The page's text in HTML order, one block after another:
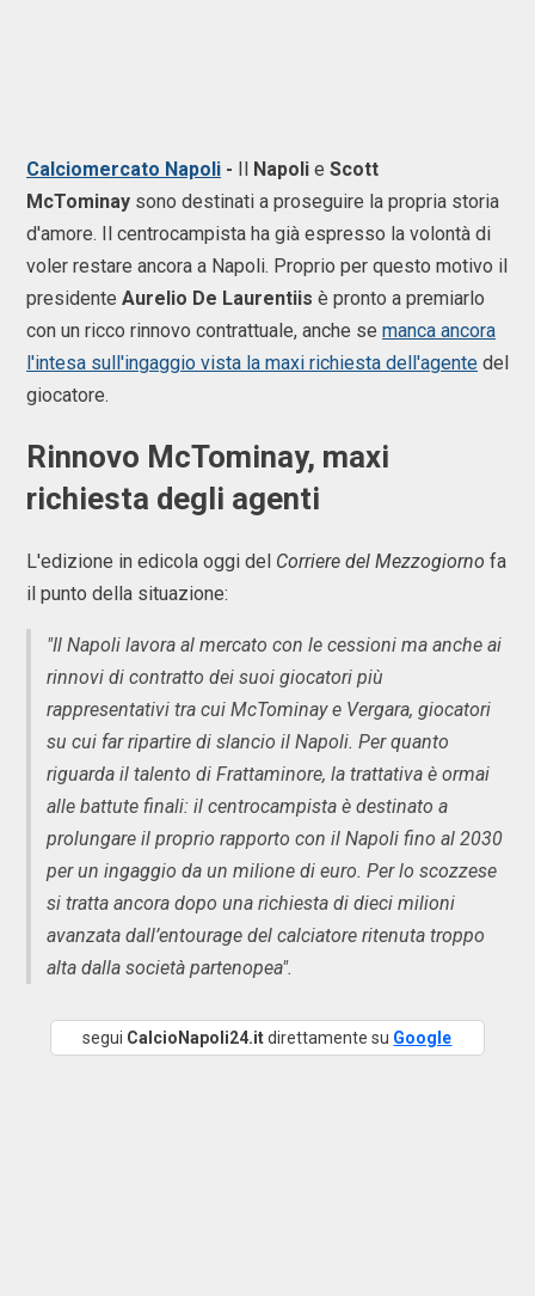
Calciomercato Napoli - Il Napoli e Scott
McTominay sono destinati a proseguire la propria storia
d'amore. Il centrocampista ha già espresso la volontà di
voler restare ancora a Napoli. Proprio per questo motivo il
presidente Aurelio De Laurentiis è pronto a premiarlo
con un ricco rinnovo contrattuale, anche se manca ancora
l'intesa sull'ingaggio vista la maxi richiesta dell'agente del
giocatore.
Rinnovo McTominay, maxi
richiesta degli agenti
L'edizione in edicola oggi del Corriere del Mezzogiorno fa
il punto della situazione:
"Il Napoli lavora al mercato con le cessioni ma anche ai
rinnovi di contratto dei suoi giocatori più
rappresentativi tra cui McTominay e Vergara, giocatori
su cui far ripartire di slancio il Napoli. Per quanto
riguarda il talento di Frattaminore, la trattativa è ormai
alle battute finali: il centrocampista è destinato a
prolungare il proprio rapporto con il Napoli fino al 2030
per un ingaggio da un milione di euro. Per lo scozzese
si tratta ancora dopo una richiesta di dieci milioni
avanzata dall’entourage del calciatore ritenuta troppo
alta dalla società partenopea".
segui CalcioNapoli24.itdirettamente su Google